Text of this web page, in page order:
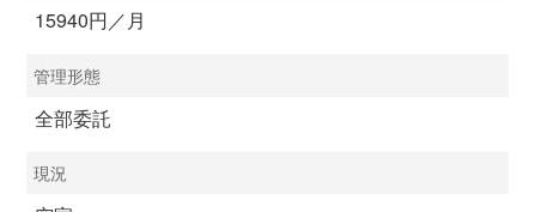
15940円／月
管理形態
全部委託
現況